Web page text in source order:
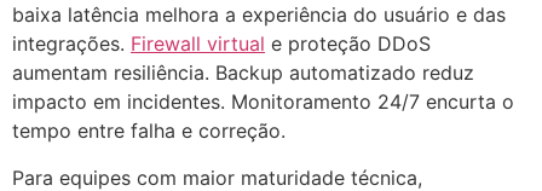
baixa latência melhora a experiência do usuário e das
integrações. Firewall virtual e proteção DDoS
aumentam resiliência. Backup automatizado reduz
impacto em incidentes. Monitoramento 24/7 encurta o
tempo entre falha e correção.
Para equipes com maior maturidade técnica,